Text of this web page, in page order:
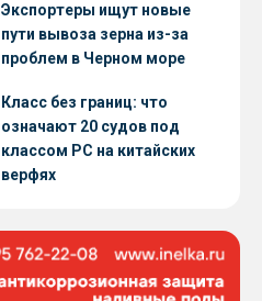
Экспортеры ищут новые
пути вывоза зерна из-за
проблем в Черном море
Класс без границ: что
означают 20 судов под
классом РС на китайских
верфях